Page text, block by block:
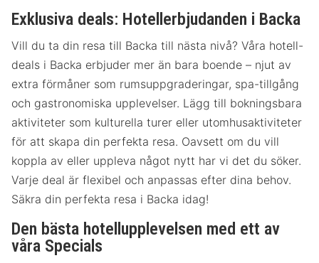
Exklusiva deals: Hotellerbjudanden i Backa
Vill du ta din resa till Backa till nästa nivå? Våra hotell-
deals i Backa erbjuder mer än bara boende – njut av
extra förmåner som rumsuppgraderingar, spa-tillgång
och gastronomiska upplevelser. Lägg till bokningsbara
aktiviteter som kulturella turer eller utomhusaktiviteter
för att skapa din perfekta resa. Oavsett om du vill
koppla av eller uppleva något nytt har vi det du söker.
Varje deal är flexibel och anpassas efter dina behov.
Säkra din perfekta resa i Backa idag!
Den bästa hotellupplevelsen med ett av
våra Specials